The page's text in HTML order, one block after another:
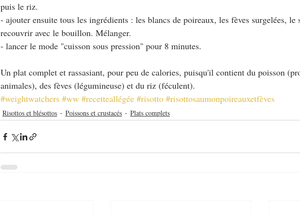
puis le riz.
- ajouter ensuite tous les ingrédients : les blancs de poireaux, les fèves surgelées, le
recouvrir avec le bouillon. Mélanger.
- lancer le mode "cuisson sous pression" pour 8 minutes.
Un plat complet et rassasiant, pour peu de calories, puisqu'il contient du poisson
animales), des fèves (légumineuse) et du riz (féculent).
#weightwatchers #ww #recetteallégée #risotto #risottosaumonpoireauxetfèves
Risottos et blésottos Poissons et crustacés Plats complets